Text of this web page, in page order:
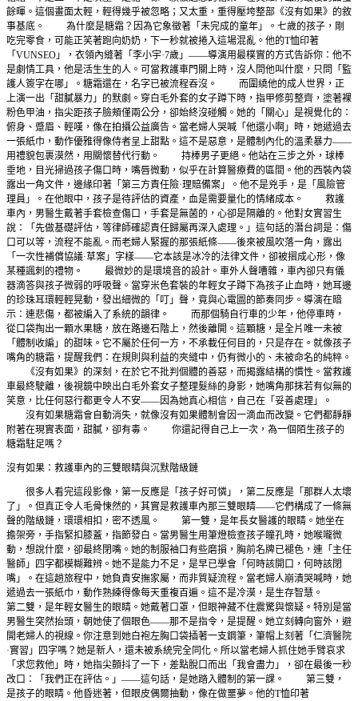
餘暉。這個畫面太輕，輕得幾乎被忽略；又太重，重得壓垮整部《沒有如果》的敘
事基底。 為什麼是糖霜？因為它象徵著「未完成的童年」。七歲的孩子，剛
吃完零食，可能正笑著跑向奶奶，下一秒就被捲入這場混亂。他的T恤印著
「VUNSEO」，衣領內縫著「李小宇·7歲」——導演用最樸實的方式告訴你：他不
是劇情工具，他是活生生的人。可當救護車門關上時，沒人問他叫什麼，只問「監
護人簽字在哪」。糖霜還在，名字已被流程吞沒。 而圍繞他的成人世界，正
上演一出「甜膩暴力」的默劇。穿白毛外套的女子蹲下時，指甲修剪整齊，塗著裸
粉色甲油，指尖距孩子臉頰僅兩公分，卻始終沒碰觸。她的「關心」是視覺化的：
俯身、蹙眉、輕嘆，像在拍攝公益廣告。當老婦人哭喊「他還小啊」時，她遞過去
一張紙巾，動作優雅得像侍者呈上甜點。這不是惡意，是體制內化的溫柔暴力——
用禮貌包裹漠然，用關懷替代行動。 持棒男子更絕。他站在三步之外，球棒
垂地，目光掃過孩子傷口時，嘴唇微動，似乎在計算醫療費的區間。他的西裝內袋
露出一角文件，邊緣印著「第三方責任險·理賠備案」。他不是兇手，是「風險管
理員」。在他眼中，孩子是待評估的資產，血是需要量化的情緒成本。 救護
車內，男醫生戴著手套檢查傷口，手套是無菌的，心卻是隔離的。他對女實習生
說：「先做基礎評估，等律師確認責任歸屬再深入處理。」這句話的潛台詞是：傷
口可以等，流程不能亂。而老婦人緊握的那張紙條——後來被風吹落一角，露出
「一次性補償協議·草案」字樣——它本該是冰冷的法律文件，卻被摺成心形，像
某種諷刺的禮物。 最微妙的是環境音的設計。車外人聲嘈雜，車內卻只有儀
器滴答與孩子微弱的呼吸聲。當穿米色套裝的年輕女子蹲下為孩子止血時，她耳邊
的珍珠耳環輕輕晃動，發出細微的「叮」聲，竟與心電圖的節奏同步。導演在暗
示：連悲傷，都被編入了系統的韻律。 而那個騎自行車的少年，他停車時，
從口袋掏出一顆水果糖，放在路邊石階上，然後離開。這顆糖，是全片唯一未被
「體制收編」的甜味。它不屬於任何一方，不承載任何目的，只是存在。就像孩子
嘴角的糖霜，提醒我們：在規則與利益的夾縫中，仍有微小的、未被命名的純粹。
《沒有如果》的深刻，在於它不批判個體的善惡，而揭露結構的慣性。當救護
車最終駛離，後視鏡中映出白毛外套女子整理髮絲的身影，她嘴角那抹若有似無的
笑意，比任何惡行都更令人不安——因為她真心相信，自己在「妥善處理」。
沒有如果糖霜會自動消失，就像沒有如果體制會因一滴血而改變。它們都靜靜
附著在現實表面，甜膩，卻有毒。 你還記得自己上一次，為一個陌生孩子的
糖霜駐足嗎？
沒有如果：救護車內的三雙眼睛與沉默階級鏈
很多人看完這段影像，第一反應是「孩子好可憐」，第二反應是「那群人太壞
了」。但真正令人毛骨悚然的，其實是救護車內那三雙眼睛——它們構成了一條無
聲的階級鏈，環環相扣，密不透風。 第一雙，是年長女醫護的眼睛。她坐在
擔架旁，手指緊扣膝蓋，指節發白。當男醫生用筆燈檢查孩子瞳孔時，她喉嚨微
動，想說什麼，卻最終閉嘴。她的制服袖口有些磨損，胸前名牌已褪色，連「主任
醫師」四字都模糊難辨。她不是能力不足，是早已學會「何時該開口，何時該閉
嘴」。在這趟旅程中，她負責安撫家屬，而非質疑流程。當老婦人崩潰哭喊時，她
遞過去一張紙巾，動作熟練得像每天重複百遍。這不是冷漠，是生存智慧。
第二雙，是年輕女醫生的眼睛。她戴著口罩，但眼神藏不住震驚與懷疑。特別是當
男醫生突然抬頭，朝她使了個眼色——那不是指令，是提醒。她立刻轉向窗外，避
開老婦人的視線。你注意到她白袍左胸口袋插著一支鋼筆，筆帽上刻著「仁濟醫院
·實習」四字嗎？她是新人，還未被系統完全同化。所以當老婦人抓住她手臂哀求
「求您救他」時，她指尖顫抖了一下，差點脫口而出「我會盡力」，卻在最後一秒
改口：「我們正在評估。」——這句話，是她踏入體制的第一課。 第三雙，
是孩子的眼睛。他昏迷著，但眼皮偶爾抽動，像在做噩夢。他的T恤印著